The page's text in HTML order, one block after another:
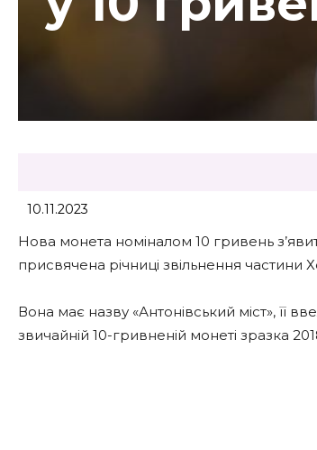
10.11.2023
Нова монета номіналом 10 гривень
присвячена річниці звільнення частини
Вона має назву «Антонівський міст», її
звичайній 10-гривненій монеті зразка